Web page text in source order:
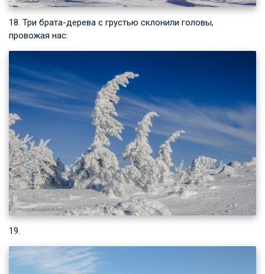
18. Три брата-дерева с грустью склонили головы,
провожая нас:
19.